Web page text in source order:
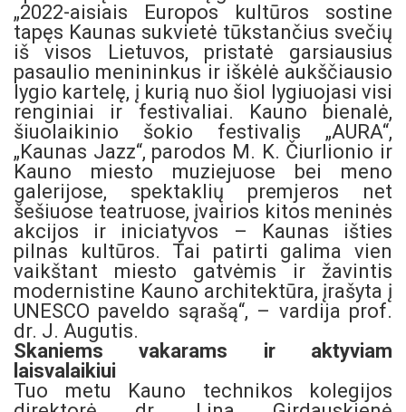
„2022-aisiais Europos kultūros sostine
tapęs Kaunas sukvietė tūkstančius svečių
iš visos Lietuvos, pristatė garsiausius
pasaulio menininkus ir iškėlė aukščiausio
lygio kartelę, į kurią nuo šiol lygiuojasi visi
renginiai ir festivaliai. Kauno bienalė,
šiuolaikinio šokio festivalis „AURA“,
„Kaunas Jazz“, parodos M. K. Čiurlionio ir
Kauno miesto muziejuose bei meno
galerijose, spektaklių premjeros net
šešiuose teatruose, įvairios kitos meninės
akcijos ir iniciatyvos – Kaunas išties
pilnas kultūros. Tai patirti galima vien
vaikštant miesto gatvėmis ir žavintis
modernistine Kauno architektūra, įrašyta į
UNESCO paveldo sąrašą“, – vardija prof.
dr. J. Augutis.
Skaniems vakarams ir aktyviam
laisvalaikiui
Tuo metu Kauno technikos kolegijos